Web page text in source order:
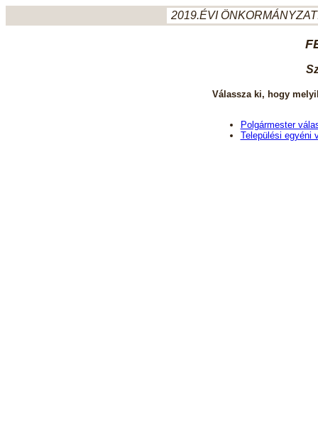
2019.ÉVI
Válassza ki, hogy
Polgármester
Települési egyéni